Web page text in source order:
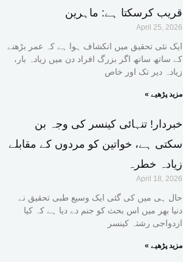
قریب کرسکتا ہے: ماہرین
April 25, 2026
ایک نئی تحقیق میں انکشاف ہوا ہے کہ عمر بڑھنے
کے ساتھ ساتھ اگر بزرگ افراد دن میں زیادہ بار،
زیادہ دیر تک اور خاص
« مزید پڑھیے
خبردار! تنہائی کینسر کی وجہ بن
سکتی ہے، خواتین کو مردوں کے مقابلے
زیادہ خطرہ
April 18, 2026
حال ہی میں کی گئی ایک وسیع طبی تحقیق نے
دنیا بھر میں اس بحث کو جنم دے دیا ہے کہ کیا
ازدواجی رشتہ کینسر
« مزید پڑھیے